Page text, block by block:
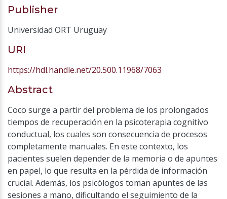
Publisher
Universidad ORT Uruguay
URI
https://hdl.handle.net/20.500.11968/7063
Abstract
Coco surge a partir del problema de los prolongados
tiempos de recuperación en la psicoterapia cognitivo
conductual, los cuales son consecuencia de procesos
completamente manuales. En este contexto, los
pacientes suelen depender de la memoria o de apuntes
en papel, lo que resulta en la pérdida de información
crucial. Además, los psicólogos toman apuntes de las
sesiones a mano, dificultando el seguimiento de la